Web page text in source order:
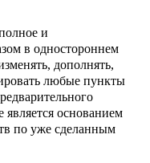
и
в одностороннем
дополнять,
любые пункты
основанием
по уже сделанным